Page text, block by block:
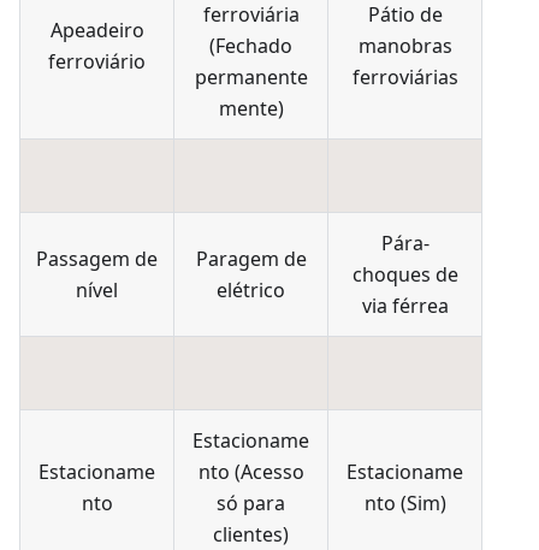
Apeadeiro
ferroviário
ferroviária
(Fechado
permanente
mente)
Pátio de
manobras
ferroviárias
Passagem de
nível
Paragem de
elétrico
Pára-
choques de
via férrea
Estacioname
nto
Estacioname
nto (Acesso
só para
clientes)
Estacioname
nto (Sim)